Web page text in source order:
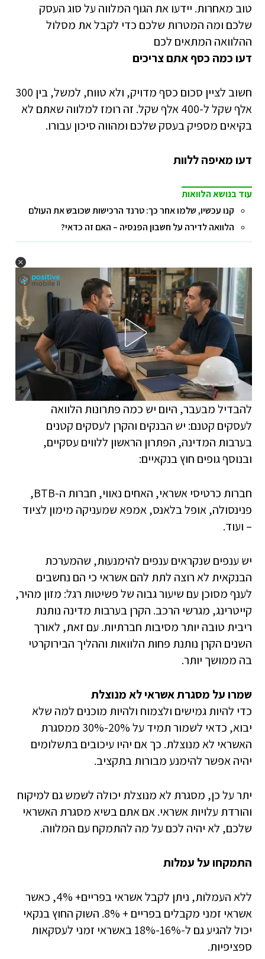
טוב מאחרות. יידעו את הגוף המלווה על סוג העסק
שלכם ומה המטרות שלכם כדי לקבל את מסלול
ההלוואה המתאים לכם
דעו כמה כסף אתם צריכים
חשוב לציין סכום כסף מדויק, ולא טווח, למשל, בין 300
אלף שקל ל-400 אלף שקל. זה רומז למלווה שאתם לא
בקיאים מספיק בעסק שלכם ומהווה סיכון עבורו.
דעו מאיפה ללוות
עוד בנושא הלוואות
קנו עכשיו, שלמו אחר כך: טרנד הרכישות שכובש את העולם
הלוואה לדירה על חשבון הפנסיה – האם זה כדאי?
להבדיל מבעבר, היום יש כמה פתרונות הלוואה
לעסקים קטנם: יש הבנקים והקרן לעסקים קטנים
בערבות המדינה, הפתרון הראשון ללווים עסקיים,
ובנוסף גופים חוץ בנקאיים:
חברות כרטיסי אשראי, האחים נאווי, חברות ה-BTB,
פנינסולה, אופל בלאנס, אמפא שמעניקה מימון לציוד
– ועוד.
יש ענפים שנקראים ענפים להימנעות, שהמערכת
הבנקאית לא רוצה לתת להם אשראי כי הם נחשבים
לענף מסוכן עם שיעור גבוה של פשיטות רגל: מזון מהיר,
קייטרינג, מגרשי הרכב. הקרן בערבות מדינה נותנת
ריבית טובה יותר מסיבות חברתיות. עם זאת, לאורך
השנים הקרן נותנת פחות הלוואות וההליך הבירוקרטי
בה ממושך יותר.
שמרו על מסגרת אשראי לא מנוצלת
כדי להיות גמישים ולצמוח ולהיות מוכנים למה שלא
יבוא, כדאי לשמור תמיד על 20%-30% ממסגרת
האשראי לא מנוצלת. כך אם יהיו עיכובים בתשלומים
יהיה אפשר להימנע מבורות בתקציב.
יתר על כן, מסגרת לא מנוצלת יכולה לשמש גם למיקוח
והורדת עלויות אשראי. אם אתם בשיא מסגרת האשראי
שלכם, לא יהיה לכם על מה להתמקח עם המלווה.
התמקחו על עמלות
ללא העמלות, ניתן לקבל אשראי בפריים+ 4%, כאשר
אשראי זמני מקבלים בפריים + 8%. השוק החוץ בנקאי
יכול להגיע גם ל-16%-18% באשראי זמני לעסקאות
ספציפיות.